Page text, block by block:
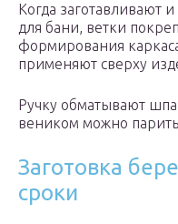
Когда заготавливают
для бани, ветки
формирования
применяют сверху
Ручку обматывают
веником можно
Заготовка
сроки